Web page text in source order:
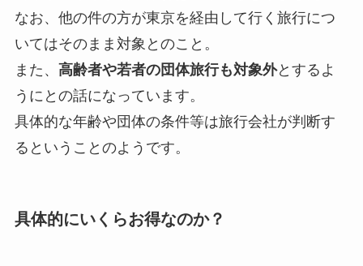
なお、他の件の方が東京を経由して行く旅行につ
いてはそのまま対象とのこと。
また、 高齢者や若者の団体旅行も対象外とするよ
うにとの話になっています。
具体的な年齢や団体の条件等は旅行会社が判断す
るということのようです。
具体的にいくらお得なのか？